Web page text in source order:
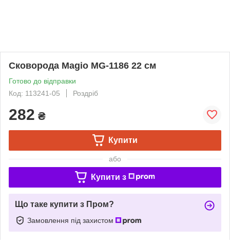
Сковорода Magio MG-1186 22 см
Готово до відправки
Код: 113241-05
Роздріб
282 ₴
Купити
або
Купити з
Що таке купити з Пром?
Замовлення під захистом